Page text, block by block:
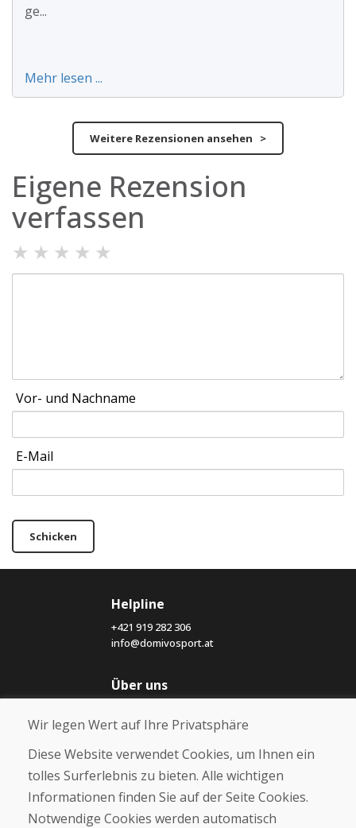
ge...
Mehr lesen ...
Weitere Rezensionen ansehen >
Eigene Rezension
verfassen
★ ★ ★ ★ ★
Vor- und Nachname
E-Mail
Schicken
Helpline
+421 919 282 306
info@domivosport.at
Über uns
Über uns
Kontakt
Kaufen
E-Shop
Wir legen Wert auf Ihre Privatsphäre
Diese Website verwendet Cookies, um Ihnen ein
tolles Surferlebnis zu bieten. Alle wichtigen
Informationen finden Sie auf der Seite Cookies.
Notwendige Cookies werden automatisch